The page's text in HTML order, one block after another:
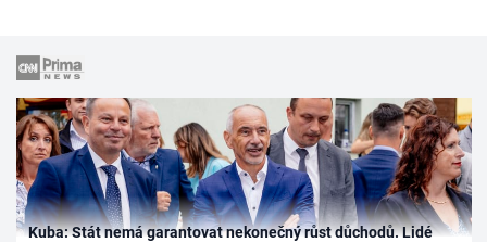
Kuba: Stát nemá garantovat nekonečný růst důchodů. Lidé